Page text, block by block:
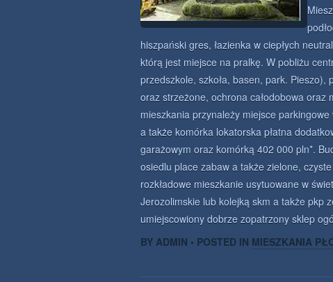
hiszpański gres, łazienka w ciepłych
którą jest miejsce na pralkę. W pobliżu
przedszkole, szkoła, basen, park.
oraz strzeżone, ochrona całodobowa oraz
mieszkania przynależy miejsce
a także komórka lokatorska płatna
garażowym oraz komórką 402 000 pln*.
osiedlu place zabaw a także zielone,
rozkładowe mieszkanie usytuowane w
Jerozolimskie lub kolejką skm a także pkp
umiejscowiony dobrze zopatrzony sklep
BY ADMIN • POSTED IN MIESZKANIA